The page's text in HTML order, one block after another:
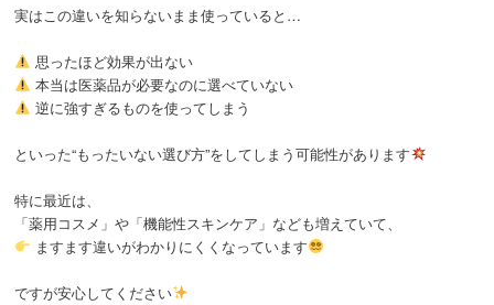
実はこの違いを知らないまま使っていると…
思ったほど効果が出ない
本当は医薬品が必要なのに選べていない
逆に強すぎるものを使ってしまう
といった“もったいない選び方”をしてしまう可能性があります
特に最近は、
「薬用コスメ」や「機能性スキンケア」なども増えていて、
ますます違いがわかりにくくなっています
ですが安心してください